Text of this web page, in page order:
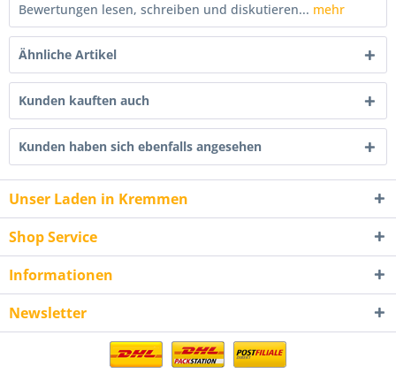
Bewertungen lesen, schreiben und diskutieren... mehr
Ähnliche Artikel
Kunden kauften auch
Kunden haben sich ebenfalls angesehen
Unser Laden in Kremmen
Shop Service
Informationen
Newsletter